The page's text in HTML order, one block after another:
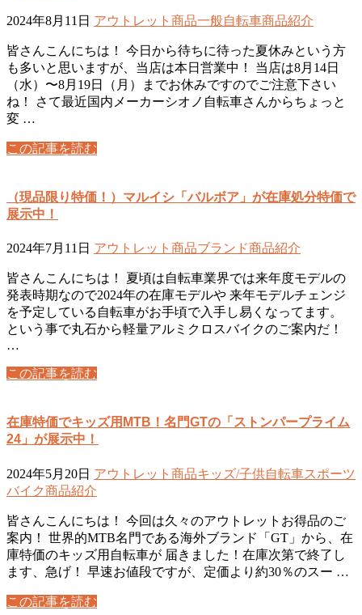
2024年8月11日 アウトレット商品一般自転車商品紹介
皆さんこんにちは！ 今日から待ちに待った夏休みという方
も多いと思いますが、当店は本日営業中！ 当店は8月14日
（水）〜8月19日（月）までお休みですのでご注意下さい
ね！ さて最近国内メーカーシオノ自転車さんからちょっと
変 …
この記事を読む
（現品限り特価！）マルイシ「バルボア」が在庫処分特価で
展示中！
2024年7月11日 アウトレット商品ブランド商品紹介
皆さんこんにちは！ 夏頃は自転車業界では来年度モデルの
発表時期なので2024年の在庫モデルや 来年モデルチェンジ
を予定している自転車がお手頃で入手し易くなってます。
という事で丸石から軽量アルミクロスバイクのご案内だ！
…
この記事を読む
在庫特価でキッズ用MTB！名門GTの「ストンパープライム
24」が展示中！
2024年5月20日 アウトレット商品キッズ/子供自転車スポーツ
バイク商品紹介
皆さんこんにちは！ 今回は久々のアウトレットお得品のご
案内！ 世界的MTB名門である海外ブランド「GT」から、在
庫特価のキッズ用自転車が 届きました！在庫次第で終了し
ます、急げ！ 早速お値段ですが、定価より約30％のスー …
この記事を読む